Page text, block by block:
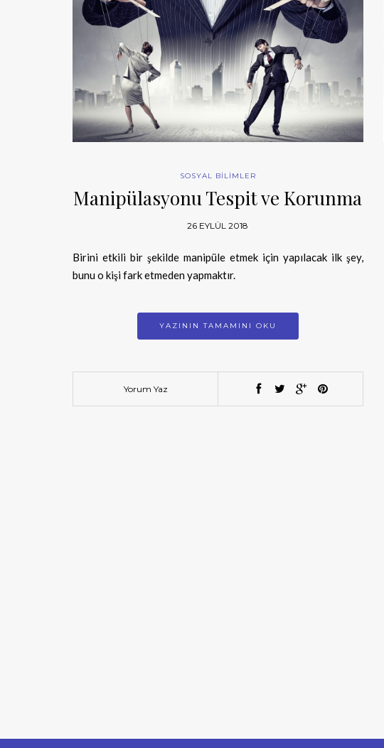
SOSYAL BİLİMLER
Manipülasyonu Tespit ve Korunma
26 EYLÜL 2018
Birini etkili bir şekilde manipüle etmek için yapılacak ilk şey,
bunu o kişi fark etmeden yapmaktır.
YAZININ TAMAMINI OKU
Yorum Yaz